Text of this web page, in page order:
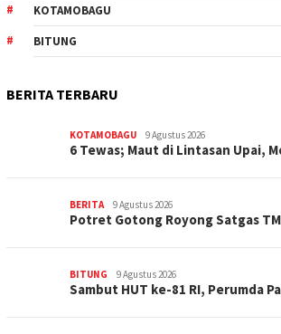
KOTAMOBAGU
BITUNG
BERITA TERBARU
KOTAMOBAGU 9 Agustus 2026
6 Tewas; Maut di Lintasan Upai,
BERITA 9 Agustus 2026
Potret Gotong Royong Satgas
BITUNG 9 Agustus 2026
Sambut HUT ke-81 RI, Perumda